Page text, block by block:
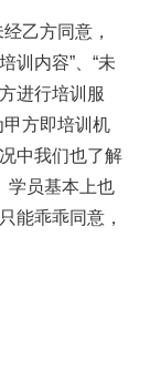
乙方同意，
训内容”、“未
进行培训服
甲方即培训机
中我们也了解
学员基本上也
能乖乖同意，